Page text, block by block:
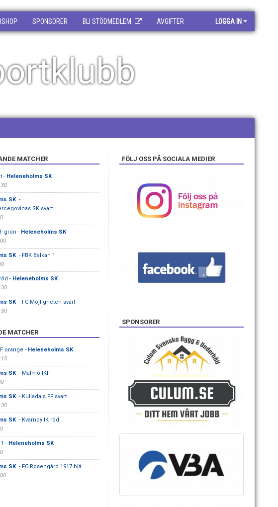
SPONSORER BLI STÖDMEDLEM AVGIFTER LOGGA IN
MATCHER
- Heleneholms SK
SK -
SK svart
grön - Heleneholms SK
SK - FBK Balkan 1
- Heleneholms SK
SK - FC Möjligheten svart
MATCHER
orange - Heleneholms SK
SK - Malmö IKF
SK - Kulladals FF svart
SK - Kvarnby IK röd
- Heleneholms SK
SK - FC Rosengård 1917 blå
FÖLJ OSS PÅ SOCIALA MEDIER
SPONSORER